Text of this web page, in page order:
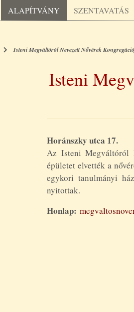
ALAPÍTVÁNY SZENTAVATÁS
Isteni Megváltóról Nevezett Nővérek
Isteni
Horánszky utca 17.
Az Isteni Megváltóról
épületet elvették a
egykori tanulmányi
nyitottak.
Honlap: